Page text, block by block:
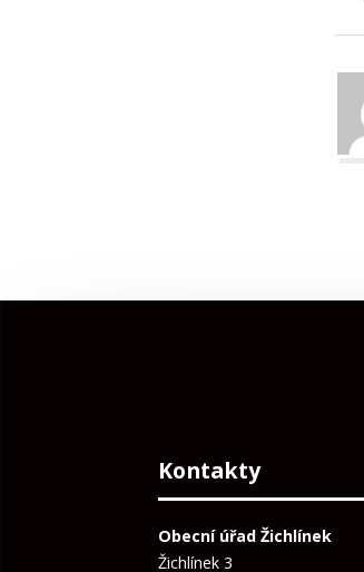
Kontakty
Obecní úřad Žichlínek
Žichlínek 3